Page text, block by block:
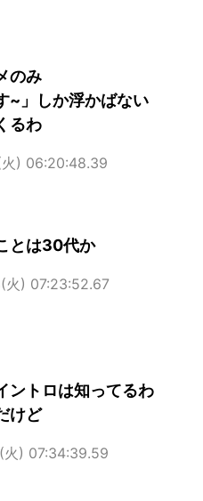
のみ
~」しか浮かばない
るわ
) 06:20:48.39
とは30代か
) 07:23:52.67
ントロは知ってるわ
けど
) 07:34:39.59